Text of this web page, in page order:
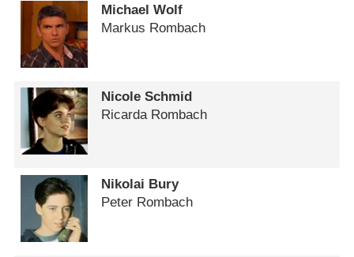
Michael Wolf
Markus Rombach
Nicole Schmid
Ricarda Rombach
Nikolai Bury
Peter Rombach